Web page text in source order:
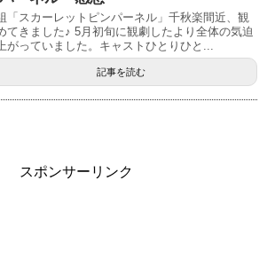
「スカーレットピンパーネル」千秋楽間近、観
てきました♪ 5月初旬に観劇したより全体の気迫
がっていました。キャストひとりひと...
記事を読む
スポンサーリンク